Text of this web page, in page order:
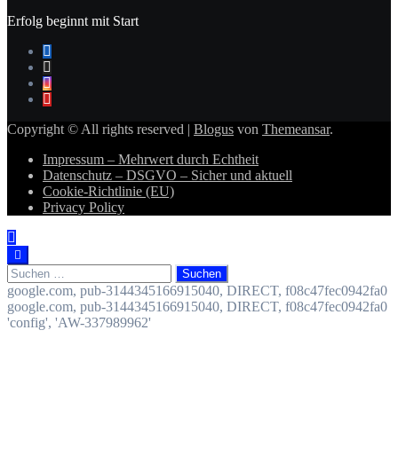
Erfolg beginnt mit Start
Copyright © All rights reserved | Blogus von Themeansar.
Impressum – Mehrwert durch Echtheit
Datenschutz – DSGVO – Sicher und aktuell
Cookie-Richtlinie (EU)
Privacy Policy
Suchen
nach:
google.com, pub-3144345166915040, DIRECT, f08c47fec0942fa0
google.com, pub-3144345166915040, DIRECT, f08c47fec0942fa0
'config', 'AW-337989962'